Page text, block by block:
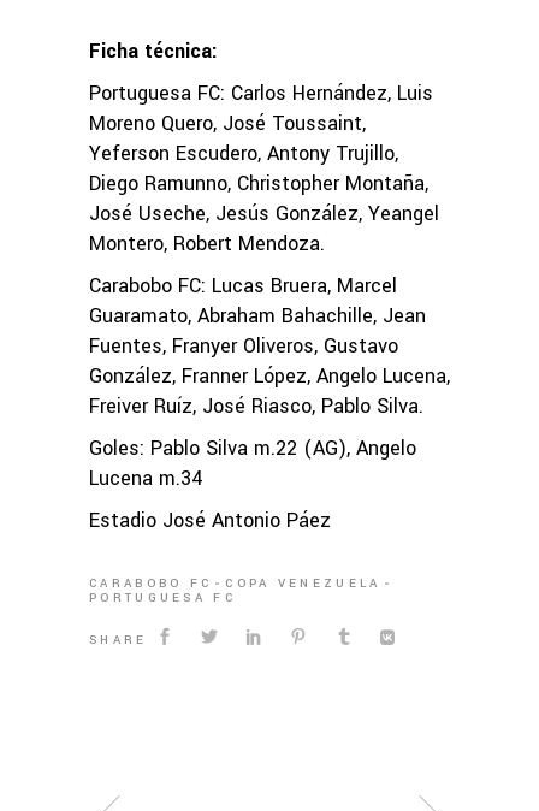
Ficha técnica:
Portuguesa FC: Carlos Hernández, Luis
Moreno Quero, José Toussaint,
Yeferson Escudero, Antony Trujillo,
Diego Ramunno, Christopher Montaña,
José Useche, Jesús González, Yeangel
Montero, Robert Mendoza.
Carabobo FC: Lucas Bruera, Marcel
Guaramato, Abraham Bahachille, Jean
Fuentes, Franyer Oliveros, Gustavo
González, Franner López, Angelo Lucena,
Freiver Ruíz, José Riasco, Pablo Silva.
Goles: Pablo Silva m.22 (AG), Angelo
Lucena m.34
Estadio José Antonio Páez
CARABOBO FC
COPA VENEZUELA
PORTUGUESA FC
SHARE